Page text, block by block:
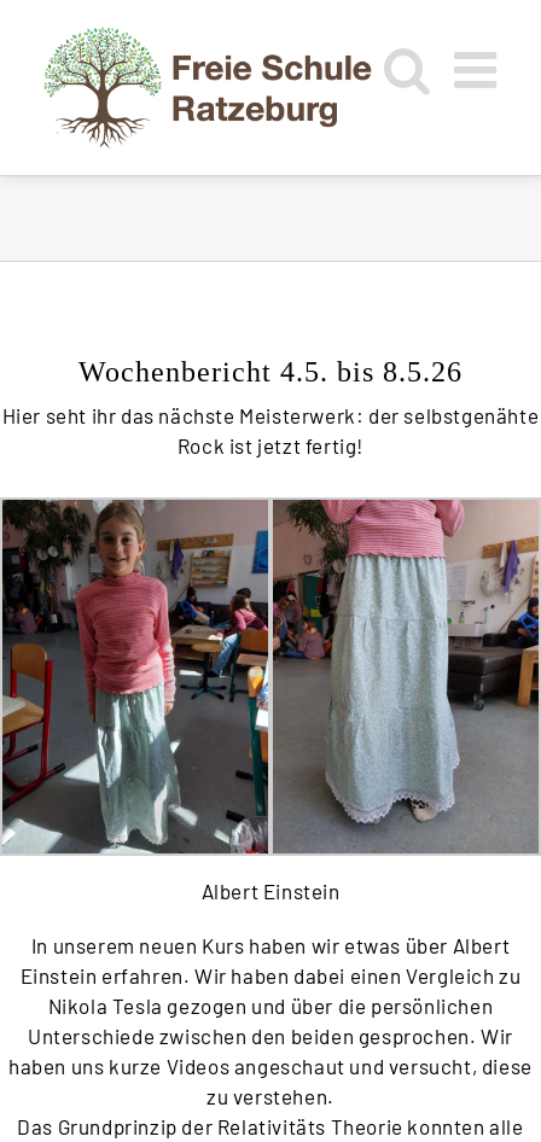
springen
Wochenbericht 4.5. bis 8.5.26
Hier seht ihr das nächste Meisterwerk: der selbstgenähte
Rock ist jetzt fertig!
Albert Einstein
In unserem neuen Kurs haben wir etwas über Albert
Einstein erfahren. Wir haben dabei einen Vergleich zu
Nikola Tesla gezogen und über die persönlichen
Unterschiede zwischen den beiden gesprochen. Wir
haben uns kurze Videos angeschaut und versucht, diese
zu verstehen.
Das Grundprinzip der Relativitäts Theorie konnten alle